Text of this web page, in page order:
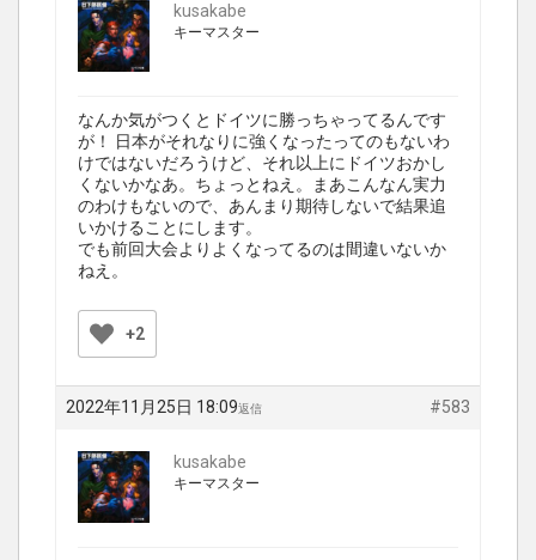
kusakabe
キーマスター
なんか気がつくとドイツに勝っちゃってるんです
が！ 日本がそれなりに強くなったってのもないわ
けではないだろうけど、それ以上にドイツおかし
くないかなあ。ちょっとねえ。まあこんなん実力
のわけもないので、あんまり期待しないで結果追
いかけることにします。
でも前回大会よりよくなってるのは間違いないか
ねえ。
+2
2022年11月25日 18:09 #583
返信
kusakabe
キーマスター